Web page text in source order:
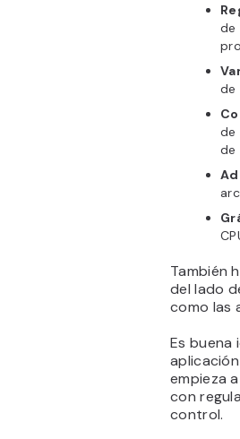
de
de
de
de
También
del lado
como las
Es buena
empieza
con
control.